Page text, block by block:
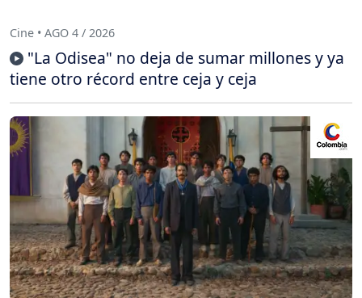
Cine • AGO 4 / 2026
"La Odisea" no deja de sumar millones y ya
tiene otro récord entre ceja y ceja